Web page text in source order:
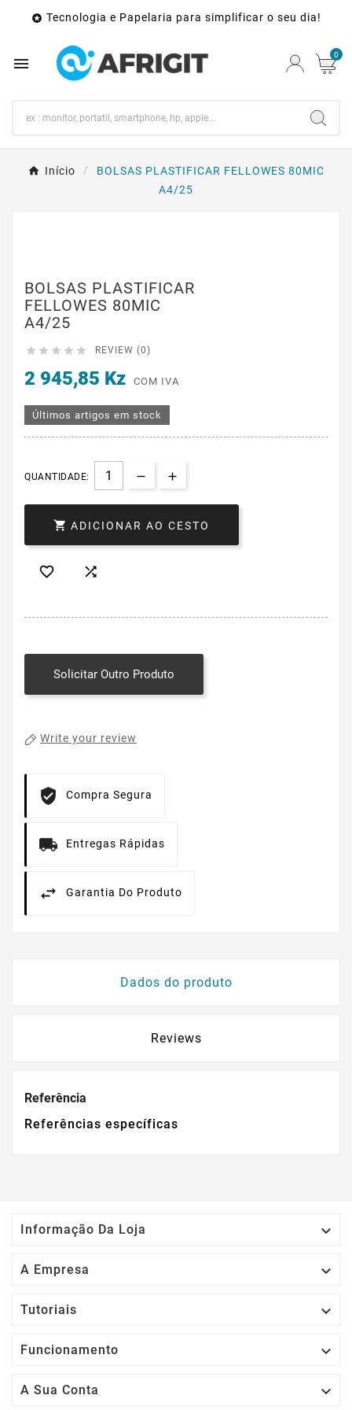
 Tecnologia e Papelaria para simplificar o seu dia!
 0
Início
BOLSAS PLASTIFICAR FELLOWES 80MIC
A4/25
BOLSAS PLASTIFICAR
FELLOWES 80MIC
A4/25
     REVIEW (0)
2 945,85 Kz COM IVA
Últimos artigos em stock
QUANTIDADE:
 ADICIONAR AO CESTO
 
Solicitar Outro Produto
Write your review
Compra Segura
Entregas Rápidas
Garantia Do Produto
Dados do produto
Reviews
Referência
Referências específicas
Informação Da Loja 
A Empresa 
Tutoriais 
Funcionamento 
A Sua Conta 